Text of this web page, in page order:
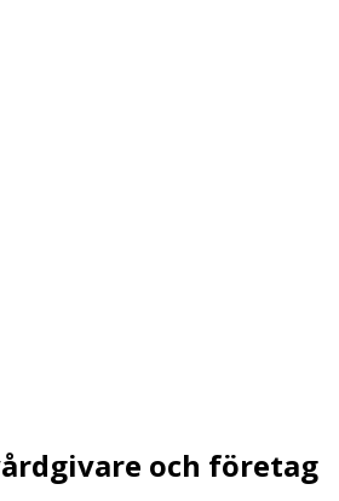
och företag